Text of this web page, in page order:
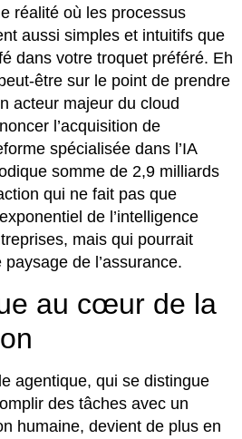
réalité où les processus
aussi simples et intuitifs que
dans votre troquet préféré. Eh
être sur le point de prendre
acteur majeur du cloud
l’acquisition de
spécialisée dans l’IA
somme de 2,9 milliards
qui ne fait pas que
de l’intelligence
mais qui pourrait
de l’assurance.
au cœur de la
agentique, qui se distingue
des tâches avec un
humaine, devient de plus en